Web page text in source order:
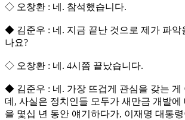
◇ 오창환 : 네. 참석했습니다.
◆ 김준우 : 네. 지금 끝난 것으로 제가 파악
나요?
◇ 오창환 : 네. 4시쯤 끝났습니다.
◆ 김준우 : 네. 가장 뜨겁게 관심을 갖는 게
데, 사실은 정치인들 모두가 새만금 개발에
을 몇십 년 동안 얘기하다가, 이재명 대통